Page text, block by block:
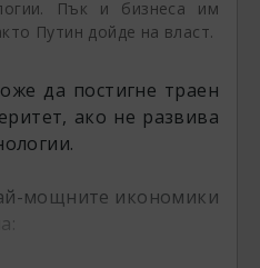
Пък и бизнеса им
Путин дойде на власт.
да постигне траен
ако не развива
мощните икономики